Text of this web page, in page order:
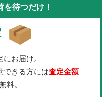
待つだけ！
お届け。
できる方には査定金額
料。